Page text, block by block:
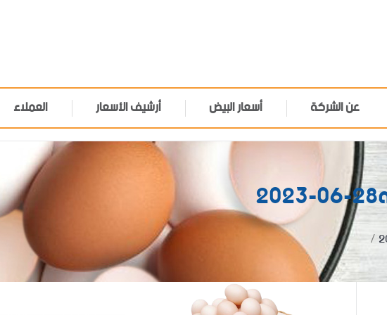
عن الشركة أسعار البيض أرشيف الأسعار العملاء